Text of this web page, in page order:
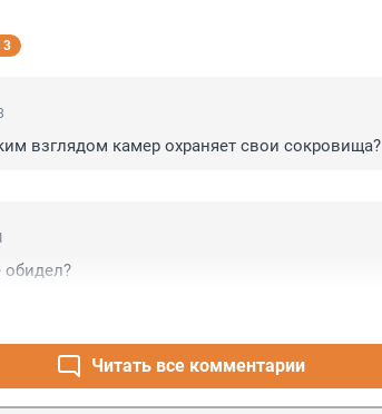
взглядом камер охраняет свои сокровища?
обидел?
Читать все комментарии